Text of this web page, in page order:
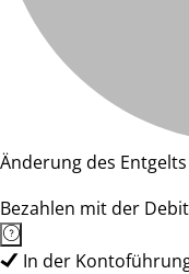
Änderung des
Bezahlen mit der
In der